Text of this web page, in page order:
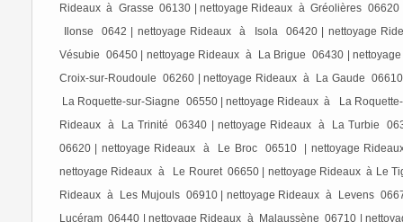
Rideaux à Grasse 06130 | nettoyage Rideaux à Gréolières
Ilonse 0642 | nettoyage Rideaux à Isola 06420 | nettoyage
Vésubie 06450 | nettoyage Rideaux à La Brigue 06430 |
Croix-sur-Roudoule 06260 | nettoyage Rideaux à La Gaude
La Roquette-sur-Siagne 06550 | nettoyage Rideaux à La
Rideaux à La Trinité 06340 | nettoyage Rideaux à La Turbie
06620 | nettoyage Rideaux à Le Broc 06510 | nettoyage
nettoyage Rideaux à Le Rouret 06650 | nettoyage Rideaux à Le
Rideaux à Les Mujouls 06910 | nettoyage Rideaux à Levens
Lucéram 06440 | nettoyage Rideaux à Malaussène 06710 |